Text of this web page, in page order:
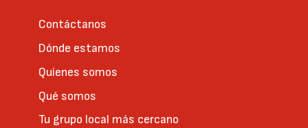
Contáctanos
Dónde estamos
Quienes somos
Qué somos
Tu grupo local más cercano